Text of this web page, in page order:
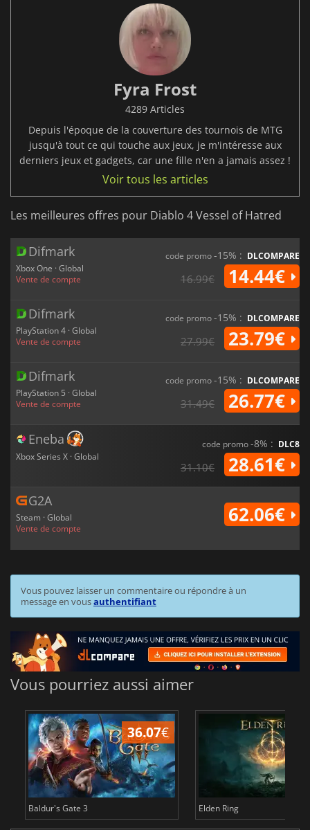
Fyra Frost
4289 Articles
Depuis l'époque de la couverture des tournois de MTG
jusqu'à tout ce qui touche aux jeux, je m'intéresse aux
derniers jeux et gadgets, car une fille n'en a jamais assez !
Voir tous les articles
Les meilleures offres pour Diablo 4 Vessel of Hatred
Difmark
Xbox One · Global
Vente de compte
code promo-15% : DLCOMPARE
16.99€ 14.44€
Difmark
PlayStation 4 · Global
Vente de compte
code promo-15% : DLCOMPARE
27.99€ 23.79€
Difmark
PlayStation 5 · Global
Vente de compte
code promo-15% : DLCOMPARE
31.49€ 26.77€
Eneba
Xbox Series X · Global
code promo-8% : DLC8
31.10€ 28.61€
G2A
Steam · Global
Vente de compte
62.06€
Vous pouvez laisser un commentaire ou répondre à un
message en vousauthentifiant
Vous pourriez aussi aimer
36.07€
Baldur's Gate 3 Elden Ring